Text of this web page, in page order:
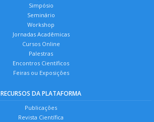
Simpósio
Seminário
Workshop
Jornadas Acadêmicas
Cursos Online
Palestras
Encontros Científicos
Feiras ou Exposições
RECURSOS DA PLATAFORMA
Publicações
Revista Científica